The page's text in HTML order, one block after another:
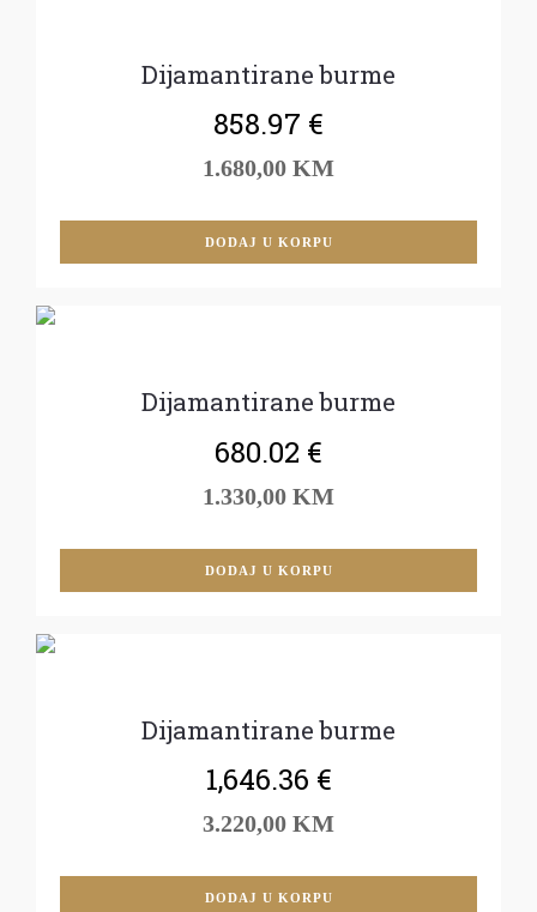
Dijamantirane burme
858.97 €
1.680,00 KM
DODAJ U KORPU
Dijamantirane burme
680.02 €
1.330,00 KM
DODAJ U KORPU
Dijamantirane burme
1,646.36 €
3.220,00 KM
DODAJ U KORPU